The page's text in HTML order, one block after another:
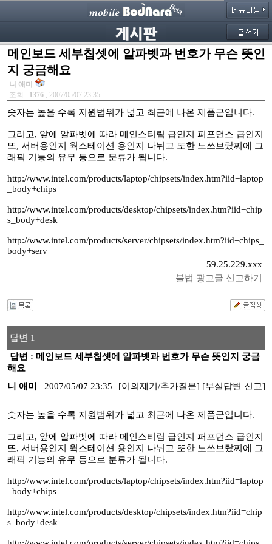
메인보드 세부칩셋에 알파벳과 번호가 무슨 뜻인
지 궁금해요
니 애미
조회 : 1376 , 2007/05/07 23:35
숫자는 높을 수록 지원범위가 넓고 최근에 나온 제품군입니다.
그리고, 앞에 알파벳에 따라 메인스티림 급인지 퍼포먼스 급인지
또, 서버용인지 웍스테이션 용인지 나뉘고 또한 노쓰브랐찌에 그
래픽 기능의 유무 등으로 분류가 됩니다.
http://www.intel.com/products/laptop/chipsets/index.htm?iid=laptop
_body+chips
http://www.intel.com/products/desktop/chipsets/index.htm?iid=chip
s_body+desk
http://www.intel.com/products/server/chipsets/index.htm?iid=chips_
body+serv
59.25.229.xxx
불법 광고글 신고하기
답변 1
답변 : 메인보드 세부칩셋에 알파벳과 번호가 무슨 뜻인지 궁금
해요
니 애미
2007/05/07 23:35 [이의제기/추가질문] [부실답변 신고]
숫자는 높을 수록 지원범위가 넓고 최근에 나온 제품군입니다.
그리고, 앞에 알파벳에 따라 메인스티림 급인지 퍼포먼스 급인지
또, 서버용인지 웍스테이션 용인지 나뉘고 또한 노쓰브랐찌에 그
래픽 기능의 유무 등으로 분류가 됩니다.
http://www.intel.com/products/laptop/chipsets/index.htm?iid=laptop
_body+chips
http://www.intel.com/products/desktop/chipsets/index.htm?iid=chip
s_body+desk